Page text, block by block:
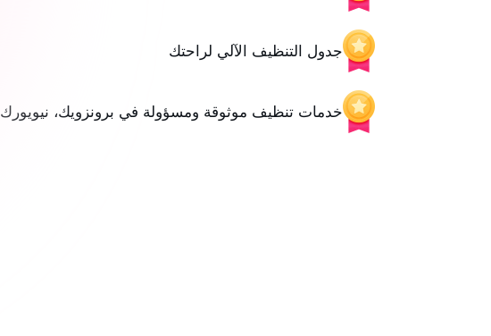
جدول التنظيف الآلي لراحتك
خدمات تنظيف موثوقة ومسؤولة في برونزويك، نيويورك